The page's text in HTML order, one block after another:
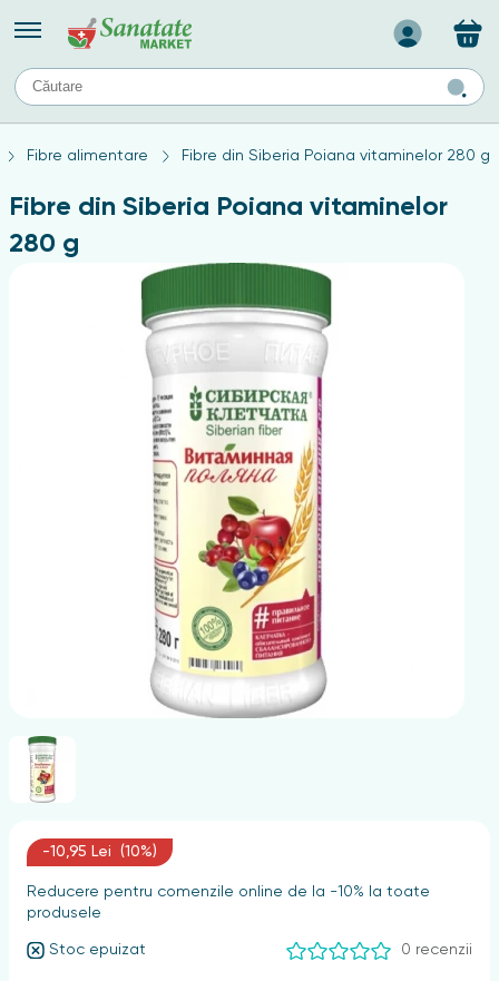
Назад
TIPURI DE TEN
Produse pentru ten mixt
Ten problematic
Produse pentru ten sensibil
Fibre alimentare Fibre din Siberia Poiana vitaminelor 280 g
Fibre din Siberia Poiana vitaminelor
280 g
-10,95 Lei (10%)
Reducere pentru comenzile online de la -10% la toate
produsele
Stoc epuizat 0 recenzii